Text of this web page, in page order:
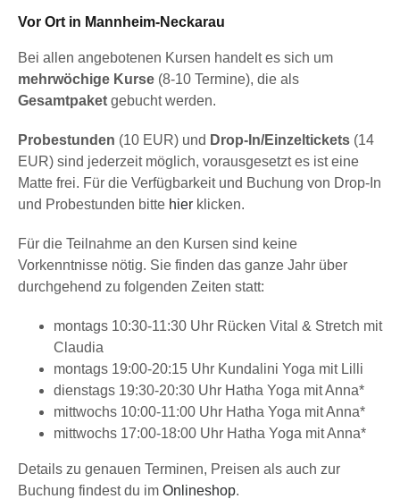
Vor Ort in Mannheim-Neckarau
Bei allen angebotenen Kursen handelt es sich um
mehrwöchige Kurse (8-10 Termine), die als
Gesamtpaket gebucht werden.
Probestunden (10 EUR) und Drop-In/Einzeltickets (14
EUR) sind jederzeit möglich, vorausgesetzt es ist eine
Matte frei. Für die Verfügbarkeit und Buchung von Drop-In
und Probestunden bitte hier klicken.
Für die Teilnahme an den Kursen sind keine
Vorkenntnisse nötig. Sie finden das ganze Jahr über
durchgehend zu folgenden Zeiten statt:
montags 10:30-11:30 Uhr Rücken Vital & Stretch mit
Claudia
montags 19:00-20:15 Uhr Kundalini Yoga mit Lilli
dienstags 19:30-20:30 Uhr Hatha Yoga mit Anna*
mittwochs 10:00-11:00 Uhr Hatha Yoga mit Anna*
mittwochs 17:00-18:00 Uhr Hatha Yoga mit Anna*
Details zu genauen Terminen, Preisen als auch zur
Buchung findest du im Onlineshop.